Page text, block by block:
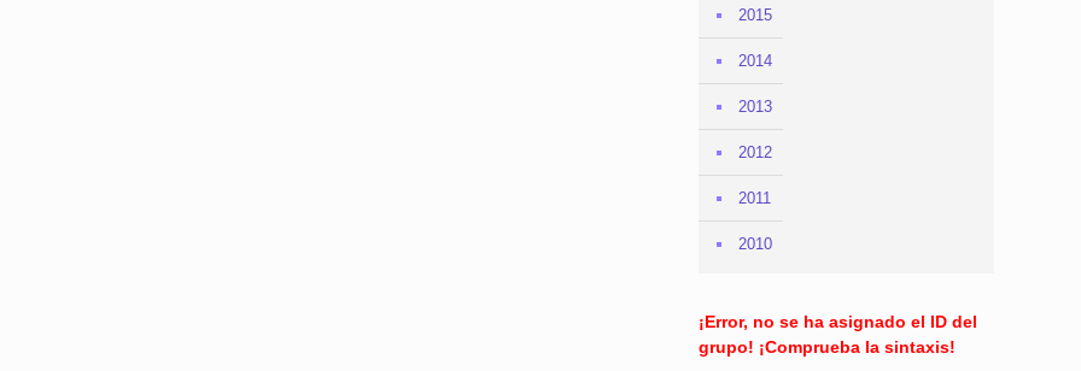
2015
2014
2013
2012
2011
2010
¡Error, no se ha asignado el ID del
grupo! ¡Comprueba la sintaxis!